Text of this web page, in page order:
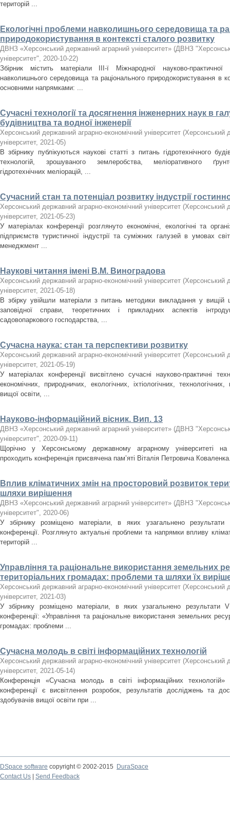
територій ...
Екологічні проблеми навколишнього середовища та
природокористування в контексті сталого розвитку
ДВНЗ «Херсонський державний аграрний університет» (ДВНЗ
університет", 2020-10-22)
Збірник містить матеріали ІIІ-ї Міжнародної науково-практичної
навколишнього середовища та раціонального природокористування в
основними напрямками: ...
Сучасні технології та досягнення інженерних наук в
будівництва та водної інженерії
Херсонський державний аграрно-економічний університет (Херсонський
університет, 2021-05)
В збірнику публікуються наукові статті з питань гідротехнічного
технологій, зрошуваного землеробства, меліоративного
гідротехнічних меліорацій, ...
Сучасний стан та потенціал розвитку індустрії
Херсонський державний аграрно-економічний університет (Херсонський
університет, 2021-05-23)
У матеріалах конференції розглянуто економічні, екологічні та
підприємств туристичної індустрії та суміжних галузей в умовах
менеджмент ...
Наукові читання імені В.М. Виноградова
Херсонський державний аграрно-економічний університет (Херсонський
університет, 2021-05-18)
В збірку увійшли матеріали з питань методики викладання у вищій
заповідної справи, теоретичних і прикладних аспектів
садовопаркового господарства, ...
Сучасна наука: стан та перспективи розвитку
Херсонський державний аграрно-економічний університет (Херсонський
університет, 2021-05-19)
У матеріалах конференції висвітлено сучасні науково-практичні
економічних, природничих, екологічних, іхтіологічних,
вищої освіти, ...
Науково-інформаційний вісник. Вип. 13
ДВНЗ «Херсонський державний аграрний університет» (ДВНЗ
університет", 2020-09-11)
Щорічно у Херсонському державному аграрному університеті на
проходить конференція присвячена пам’яті Віталія Петровича
Вплив кліматичних змін на просторовий розвиток
шляхи вирішення
ДВНЗ «Херсонський державний аграрний університет» (ДВНЗ
університет", 2020-06)
У збірнику розміщено матеріали, в яких узагальнено результати
конференції. Розглянуто актуальні проблеми та напрямки впливу
територій ...
Управління та раціональне використання земельних
територіальних громадах: проблеми та шляхи їх
Херсонський державний аграрно-економічний університет (Херсонський
університет, 2021-03)
У збірнику розміщено матеріали, в яких узагальнено результати V
конференції: «Управління та раціональне використання земельних
громадах: проблеми ...
Сучасна молодь в світі інформаційних технологій
Херсонський державний аграрно-економічний університет (Херсонський
університет, 2021-05-14)
Конференція «Сучасна молодь в світі інформаційних
конференції є висвітлення розробок, результатів досліджень та
здобувачів вищої освіти при ...
DSpace software copyright © 2002-2015
DuraSpace
Contact Us
Send Feedback